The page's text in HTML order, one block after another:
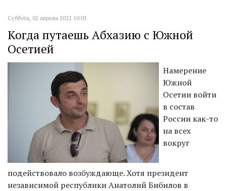
Суббота, 02 апреля 2022 10:05
Когда путаешь Абхазию с Южной
Осетией
Намерение
Южной
Осетии войти
в состав
России как-то
на всех
вокруг
подействовало возбуждающе. Хотя президент
независимой республики Анатолий Бибилов в